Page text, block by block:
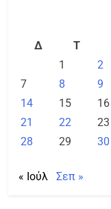
Δ
Τ
1
2
7
8 9
14
15 16
21
22 23
28
29 30
« Ιούλ Σεπ »